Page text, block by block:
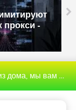
прокси -
с этим разобраться